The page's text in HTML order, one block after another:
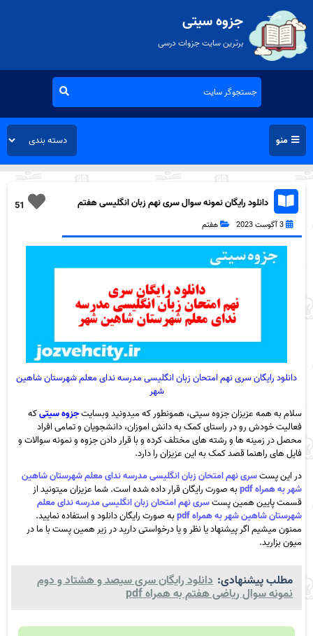
جزوه سیتی
برترین سایت جزوات درسی
منو
51
دانلود رایگان نمونه سوال سری نهم زبان انگلیسی هفتم
3 آگوست 2023 هفتم
دانلود رایگان سری نهم امتحان زبان انگلیسی مدرسه ندای معلم شهرستان شاهین
شهر
سلام به همه عزیزان جزوه سیتی، همونطور که میدونید وبسایتجزوه سیتیکه
فعالیت خودش رو در راستای کمک به دانش اموزان، دانشجویان و تمامی افراد
محصل در زمینه ها و رشته های مختلف کرده و با قرار دادن جزوه و نمونه سوالات و
فایل های راهنما قصد کمک به این عزیزان را دارد.
در این پستسری نهم امتحان زبان انگلیسی مدرسه ندای معلم شهرستان شاهین
شهر به همراه pdf
به صورت رایگان قرار داده شده است. شما عزیزان میتونید از
قسمت پایین همین پستسری نهم امتحان زبان انگلیسی مدرسه ندای معلم
شهرستان شاهین شهر به همراه pdf
به صورت رایگان دانلود و استفاده نمایید.
ممنون میشیم اگر پیشنهاد یا نظر و یا درخواستی دارید در زیر همین پست با ما در
میون بزارید.
مطلب پیشنهادی: دانلود رایگان سری سیصد و هشتاد و دوم
نمونه سوال ریاضی هفتم به همراه pdf